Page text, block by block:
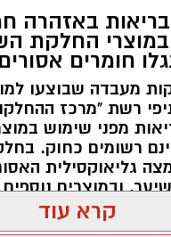
התרבות, החינוך
התפקיד:
המוכר על ידי
בפיתוח הדרכה ועמידה
בניהול והובלת
והפקת פרויקטים
תוכן.
באזהרה
החלקת
חומרים
מעבדה שבוצעו
רשת "מרכז
מפני שימוש
רשומים כחוק.
גליאוקסילית
ובמוצרים
- חומר המוגדר
קרא עוד